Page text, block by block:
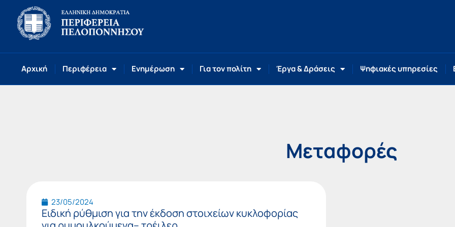
Αρχική Περιφέρεια Ενημέρωση Για τον πολίτη Έργα & Δράσεις Ψηφιακές υπηρεσίες
Μεταφορές
23/05/2024
Ειδική ρύθμιση για την έκδοση στοιχείων κυκλοφορίας